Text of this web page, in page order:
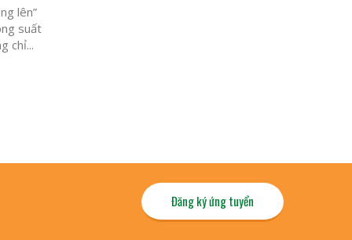
lên”
suất
chỉ...
Đăng ký ứng tuyển